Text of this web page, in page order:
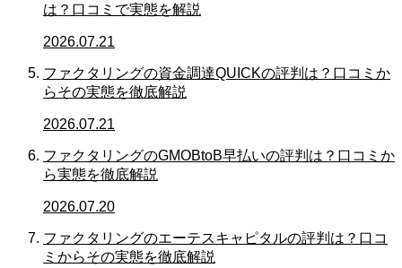
は？口コミで実態を解説
2026.07.21
ファクタリングの資金調達QUICKの評判は？口コミか
らその実態を徹底解説
2026.07.21
ファクタリングのGMOBtoB早払いの評判は？口コミか
ら実態を徹底解説
2026.07.20
ファクタリングのエーテスキャピタルの評判は？口コ
ミからその実態を徹底解説